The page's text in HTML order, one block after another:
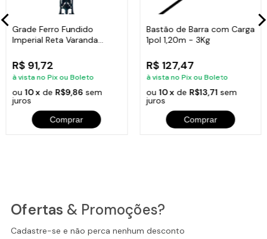
Grade Ferro Fundido
Imperial Reta Varanda
R$ 91,72
à vista no Pix ou Boleto
ou10 x de R$9,86 sem
juros
Comprar
Bastão de Barra com Carga
1pol 1,20m - 3Kg
R$ 127,47
à vista no Pix ou Boleto
ou 10 x de R$13,71 sem
juros
Comprar
Ofertas & Promoções?
Cadastre-se e não perca nenhum desconto